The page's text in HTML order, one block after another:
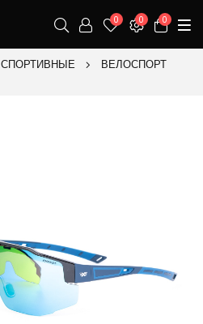
0 0 0
СПОРТИВНЫЕ
ВЕЛОСПОРТ